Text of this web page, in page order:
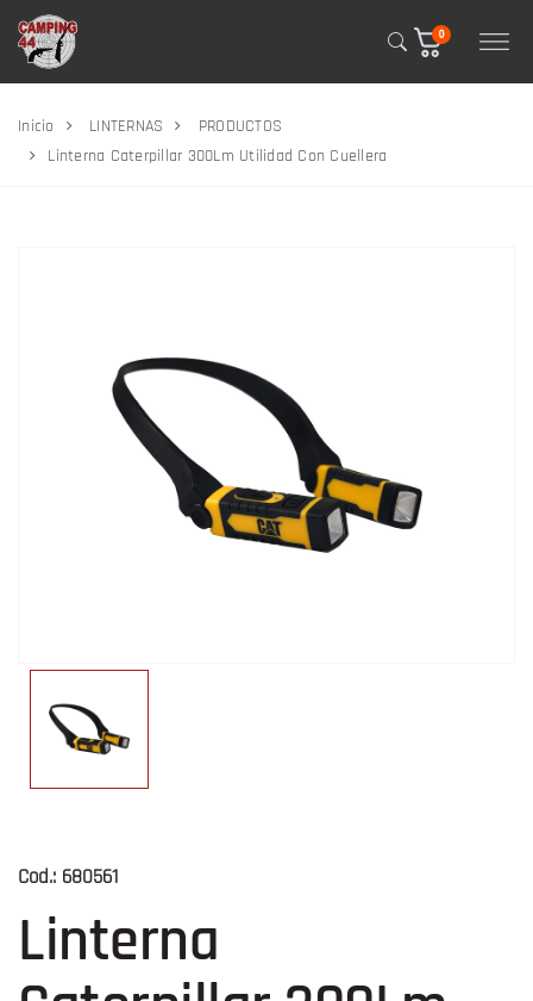
0
Inicio LINTERNAS
PRODUCTOS
Linterna Caterpillar 300Lm Utilidad Con Cuellera
Cod.: 680561
Linterna